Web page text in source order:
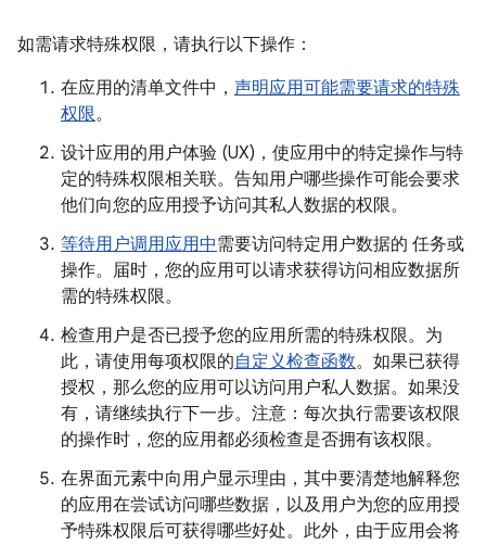
如需请求特殊权限，请执行以下操作：
在应用的清单文件中， 声明应用可能需要请求的特殊
权限。
设计应用的用户体验 (UX)，使应用中的特定操作与特
定的特殊权限相关联。告知用户哪些操作可能会要求
他们向您的应用授予访问其私人数据的权限。
等待用户调用应用中需要访问特定用户数据的 任务或
操作。届时，您的应用可以请求获得访问相应数据所
需的特殊权限。
检查用户是否已授予您的应用所需的特殊权限。为
此，请使用每项权限的自定义检查函数。如果已获得
授权，那么您的应用可以访问用户私人数据。如果没
有，请继续执行下一步。注意：每次执行需要该权限
的操作时，您的应用都必须检查是否拥有该权限。
在界面元素中向用户显示理由，其中要清楚地解释您
的应用在尝试访问哪些数据，以及用户为您的应用授
予特殊权限后可获得哪些好处。此外，由于应用会将